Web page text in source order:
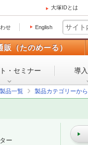
大塚IDとは
せ English
販（たのめーる）
・ セミナー 導
品一覧 製品カテゴリーか
ー